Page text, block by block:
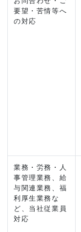
要望・苦情等へ
の対応
業務・労務・人
事管理業務、給
与関連業務、福
利厚生業務な
ど、当社従業員
対応